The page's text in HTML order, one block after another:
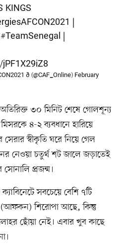
KINGS
|
#TeamSenegal |
ð (@CAF_Online) February
অতিরিক্ত ৩০ মিনিট শেষে গোলশূন্য
মিসরকে ৪-২ ব্যবধানে হারিয়ে
স্বীকৃতি ঘরে নিয়ে গেল
নেওয়া চতুর্থ শট জালে জড়াতেই
সোনালি প্রজন্ম।
সবচেয়ে বেশি ৭টি
শিরোপা আছে, কিন্তু
ছোঁয়া নেই। এবার খুব কাছে